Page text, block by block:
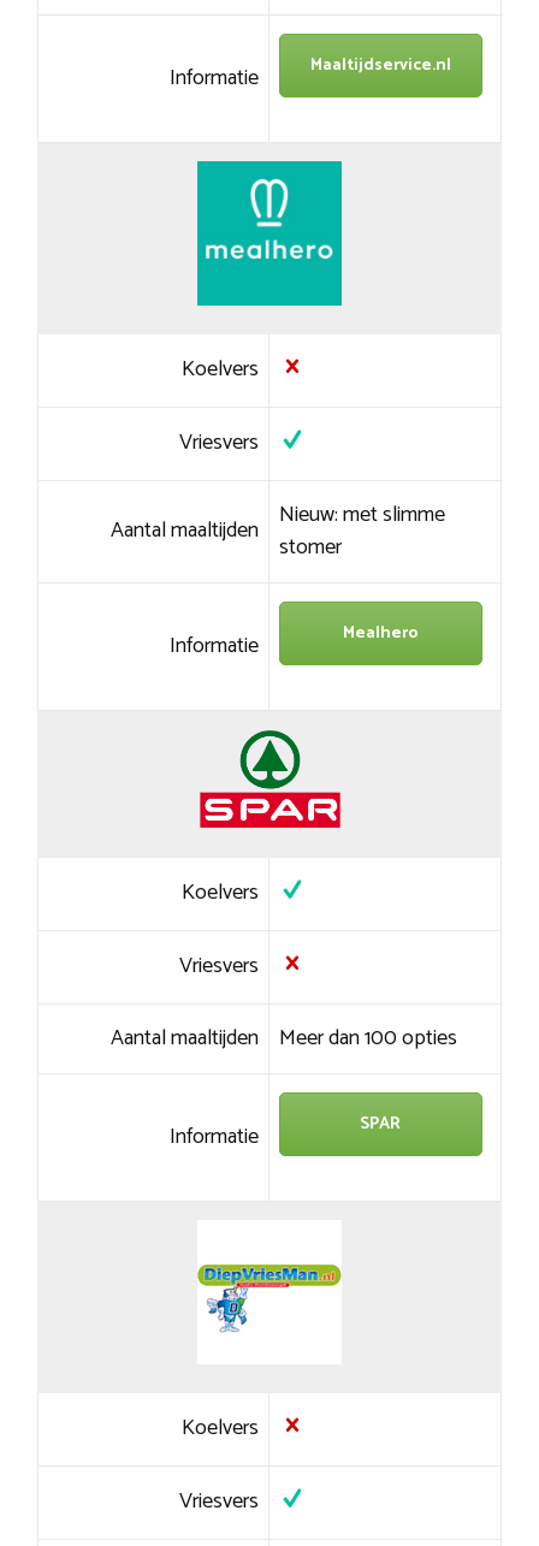
Informatie Maaltijdservice.nl
Koelvers
Vriesvers
Aantal maaltijden Nieuw: met slimme
stomer
Informatie Mealhero
Koelvers
Vriesvers
Aantal maaltijden Meer dan 100 opties
Informatie SPAR
Koelvers
Vriesvers